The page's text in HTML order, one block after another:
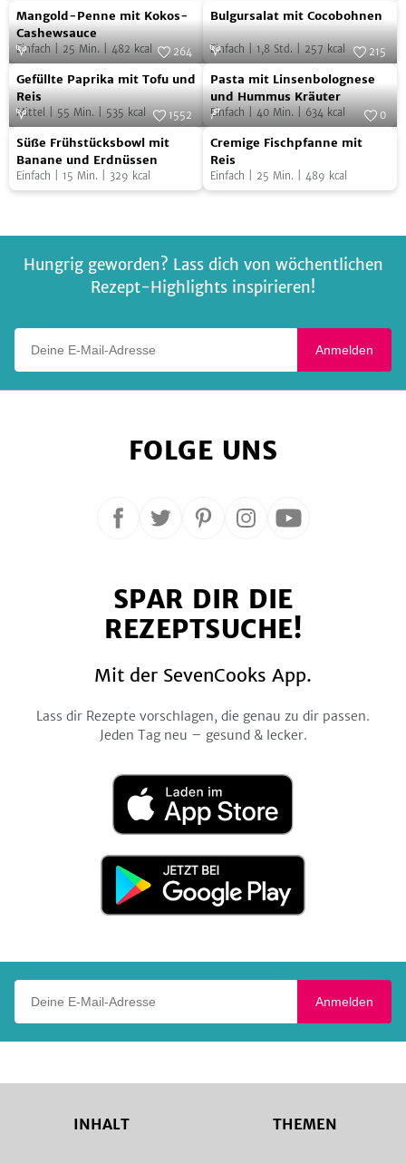
Mangold-
Penne
mit
Kokos-
Cashewsauce
Foto:Franziska von "Have a Try"
Mangold-Penne mit Kokos-
Cashewsauce
Einfach 25 Min. 482 kcal
Bulgursalat
mit
Cocobohnen
Juliette Chrétien/AT Verlag
Bulgursalat mit Cocobohnen
Einfach 1,8 Std. 257 kcal
Gefüllte
Paprika
mit
Tofu
und
Reis
Foto: SevenCooks
264
Gefüllte Paprika mit Tofu und
Reis
Mittel 55 Min. 535 kcal
Pasta
mit
Linsenbolognese
und
Hummus
Kräuter
Foto: NOA GmbH & Co. KG
215
Pasta mit Linsenbolognese
und Hummus Kräuter
Einfach 40 Min. 634 kcal
Süße
Frühstücksbowl
mit
Foto:SevenCooks
1552
Süße Frühstücksbowl mit
Banane und Erdnüssen
Einfach 15 Min. 329 kcal
Cremige
Fischpfanne
mit
SevenCooks
0
Cremige Fischpfanne mit
Reis
Einfach 25 Min. 489 kcal
Hungrig geworden? Lass dich von wöchentlichen
Rezept-Highlights inspirieren!
Anmelden
FOLGE UNS
Folge
Facebook
Folge
Twitter
Folge
Pinterest
Folge
Instagram
Folge
YouTube
SPAR DIR DIE
REZEPTSUCHE!
Mit der SevenCooks App.
Lass dir Rezepte vorschlagen, die genau zu dir passen.
Jeden Tag neu – gesund & lecker.
Laden
im
App
Jetzt
Google
Anmelden
INHALT THEMEN